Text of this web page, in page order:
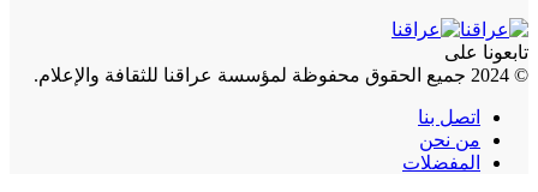
تابعونا على
© 2024 جميع الحقوق محفوظة لمؤسسة عراقنا للثقافة والإعلام.
اتصل بنا
من نحن
المفضلات